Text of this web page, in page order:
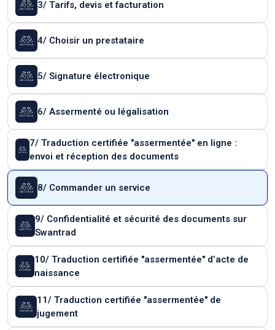
3/ Tarifs, devis et facturation
4/ Choisir un prestataire
5/ Signature électronique
6/ Assermenté ou légalisation
7/ Traduction certifiée "assermentée" en ligne :
envoi et réception des documents
8/ Commander un service
9/ Confidentialité et sécurité des documents sur
Swantrad
10/ Traduction certifiée "assermentée" d’acte de
naissance
11/ Traduction certifiée "assermentée" de
jugement